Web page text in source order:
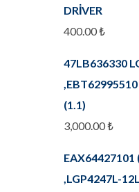
DRİVER
400.00₺
47LB636330
(1.1)
3,000.00₺
EAX64427101
,LGP4247L-